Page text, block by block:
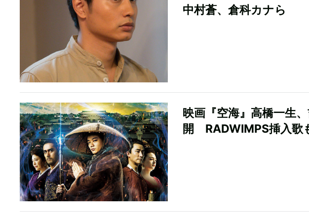
中村蒼、倉科カナら
映画『空海』高橋一生
開 RADWIMPS挿入歌